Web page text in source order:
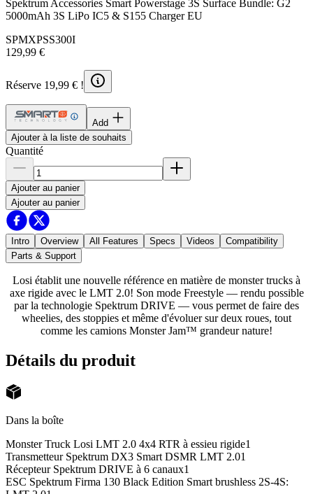
Spektrum Accessories Smart Powerstage 3S Surface Bundle: G2
5000mAh 3S LiPo IC5 & S155 Charger EU
SPMXPSS300I
129,99 €
Réserve 19,99 € !
Add
Ajouter à la liste de souhaits
Quantité
Ajouter au panier
Ajouter au panier
Intro Overview All Features Specs Videos
Compatibility
Parts & Support
Losi établit une nouvelle référence en matière de monster trucks à
axe rigide avec le LMT 2.0! Son mode Freestyle — rendu possible
par la technologie Spektrum DRIVE — vous permet de faire des
wheelies, des stoppies et même d'évoluer sur deux roues, tout
comme les camions Monster Jam™ grandeur nature!
Détails du produit
Dans la boîte
Monster Truck Losi LMT 2.0 4x4 RTR à essieu rigide1
Transmetteur Spektrum DX3 Smart DSMR LMT 2.01
Récepteur Spektrum DRIVE à 6 canaux1
ESC Spektrum Firma 130 Black Edition Smart brushless 2S-4S: